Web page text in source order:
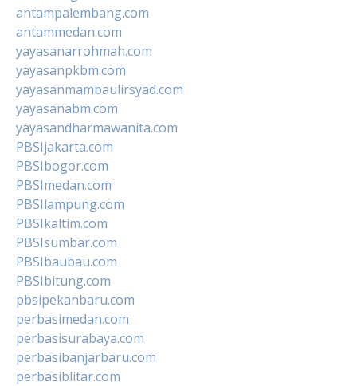
antampalembang.com
antammedan.com
yayasanarrohmah.com
yayasanpkbm.com
yayasanmambaulirsyad.com
yayasanabm.com
yayasandharmawanita.com
PBSIjakarta.com
PBSIbogor.com
PBSImedan.com
PBSIlampung.com
PBSIkaltim.com
PBSIsumbar.com
PBSIbaubau.com
PBSIbitung.com
pbsipekanbaru.com
perbasimedan.com
perbasisurabaya.com
perbasibanjarbaru.com
perbasiblitar.com